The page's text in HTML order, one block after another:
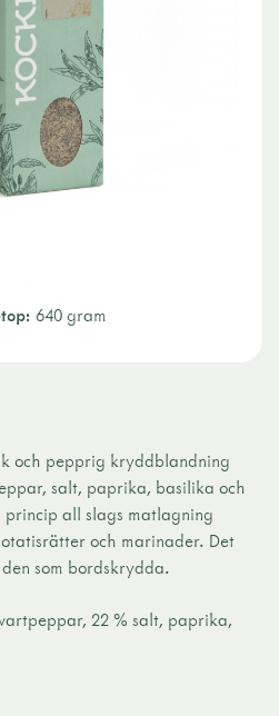
640 gram
och pepprig kryddblandning
salt, paprika, basilika och
all slags matlagning
och marinader. Det
som bordskrydda.
22 % salt, paprika,